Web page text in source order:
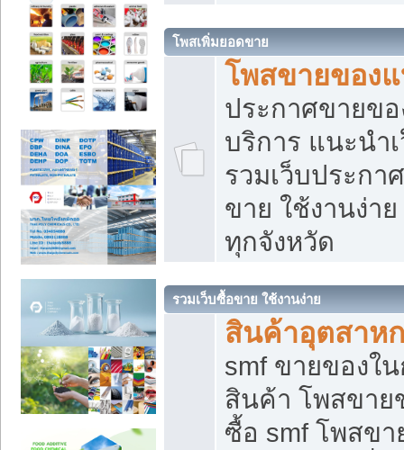
โพสเพิ่มยอดขาย
โพสขายของ
ประกาศขายข
บริการ แนะนำ
รวมเว็บประกา
ขาย ใช้งานง่า
ทุกจังหวัด
รวมเว็บซื้อขาย ใช้งานง่าย
สินค้าอุตสาห
smf ขายของใ
สินค้า โพสขาย
ซื้อ smf โพสข